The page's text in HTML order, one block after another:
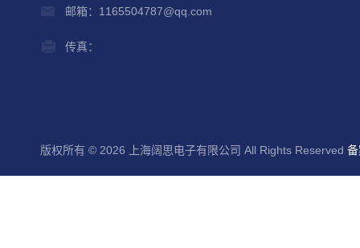
邮箱：1165504787@qq.com
传真：
版权所有 © 2026 上海阔思电子有限公司 All Rights Reserved